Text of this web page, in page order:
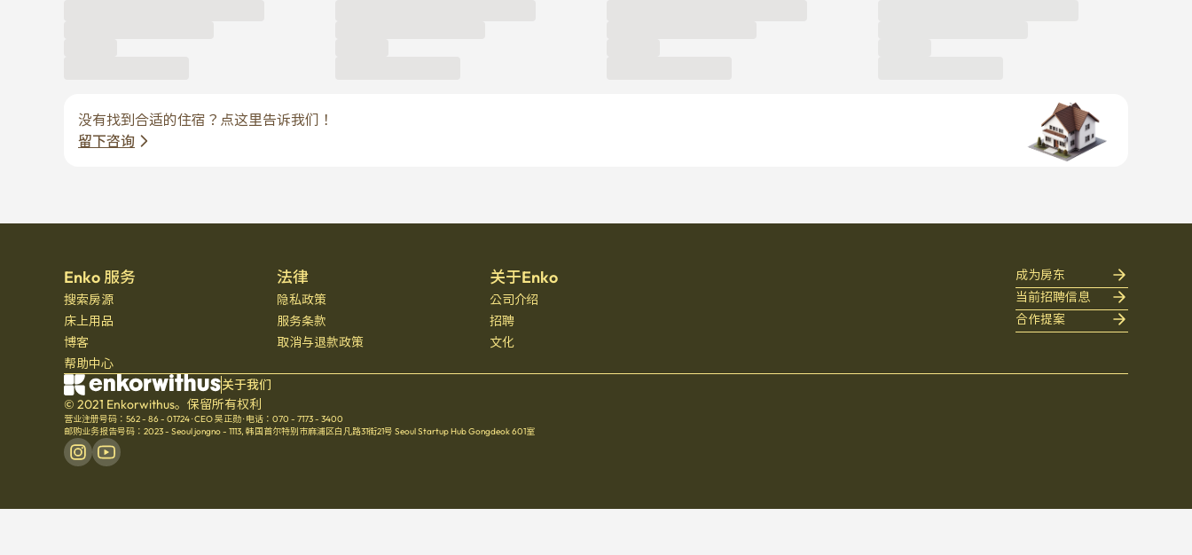
没有找到合适的住宿？点这里告诉我们！
留下咨询
Enko 服务
搜索房源
床上用品
博客
帮助中心
法律
隐私政策
服务条款
取消与退款政策
关于Enko
公司介绍
招聘
文化
成为房东
当前招聘信息
合作提案
关于我们
© 2021 Enkorwithus。保留所有权利
营业注册号码：562 - 86 - 01724·CEO 吴正勋· 电话：070 - 7173 - 3400
邮购业务报告号码：2023 - Seoul jongno - 1113, 韩国首尔特别市麻浦区白凡路31街21号 Seoul Startup Hub Gongdeok 601室